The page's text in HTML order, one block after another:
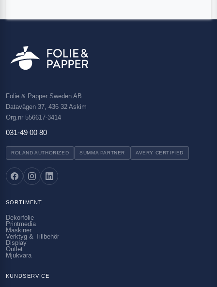
Folie & Papper Sweden AB
Datavägen 37, 436 32 Askim
Org.nr 556617-3414
031-49 00 80
ROLAND AUTHORIZED SUMMA PARTNER AVERY CERTIFIED
SORTIMENT
Dekorfolie
Printmedia
Maskiner
Verktyg & Tillbehör
Display
Outlet
Mjukvara
KUNDSERVICE